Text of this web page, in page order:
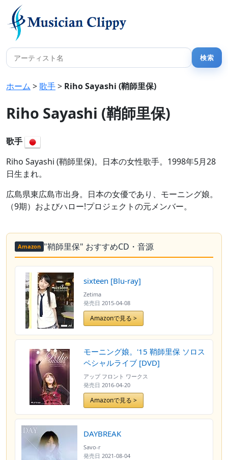
ホーム >歌手> Riho Sayashi (鞘師里保)
Riho Sayashi (鞘師里保)
歌手
Riho Sayashi (鞘師里保)。日本の女性歌手。1998年5月28
日生まれ。
広島県東広島市出身。日本の女優であり、モーニング娘。
（9期）およびハロー!プロジェクトの元メンバー。
Amazon "鞘師里保" おすすめCD・音源
sixteen [Blu-ray]
Zetima
発売日 2015-04-08
Amazonで見る >
モーニング娘。'15 鞘師里保 ソロス
ペシャルライブ [DVD]
アップ フロント ワークス
発売日 2016-04-20
Amazonで見る >
DAYBREAK
Savo-r
発売日 2021-08-04